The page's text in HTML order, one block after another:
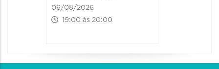
06/08/2026
19:00 às 20:00